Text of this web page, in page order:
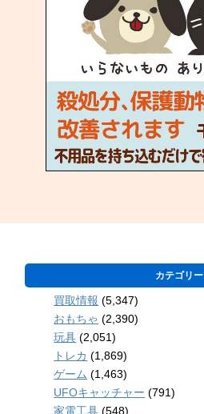
カテゴリー
買取情報 (5,347)
おもちゃ (2,390)
玩具 (2,051)
トレカ (1,869)
ゲーム (1,463)
UFOキャッチャー (791)
家電工具 (548)